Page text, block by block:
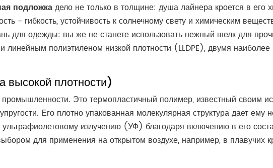
подложкадело не только в толщине: душа лайнера кроется в его
- гибкость, устойчивость к солнечному свету и химическим
для одежды: вы же не станете использовать нежный шелк для
линейным полиэтиленом низкой плотности (LLDPE), двумя
высокой плотности)
Это термопластичный полимер, известный своим
Его плотно упакованная молекулярная структура дает
ультрафиолетовому излучению (УФ) благодаря включению в его
для применения на открытом воздухе, например, в плавучих